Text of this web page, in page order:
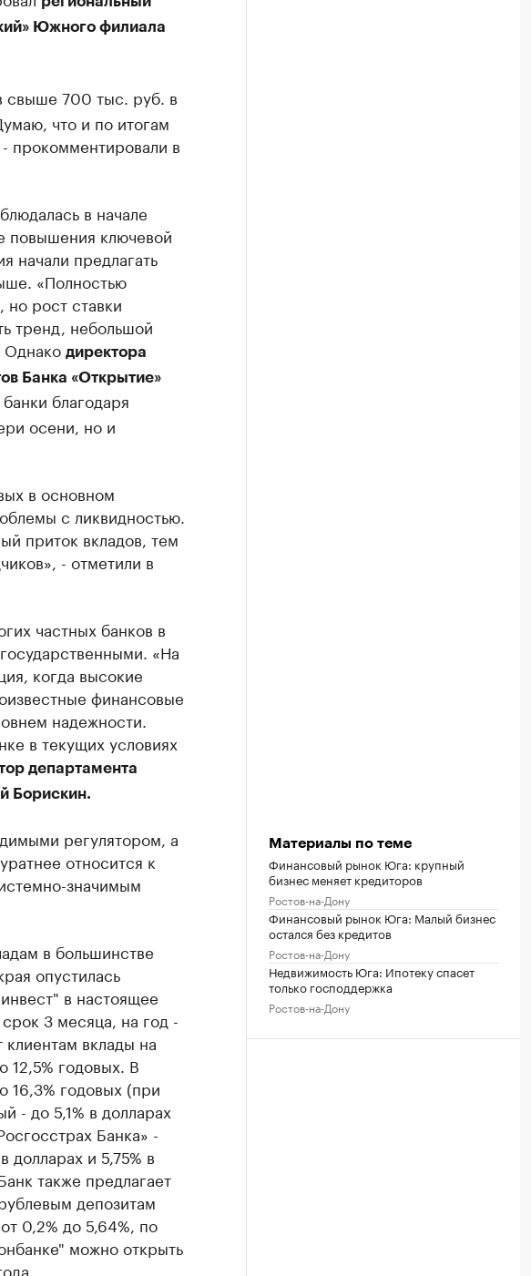
Южного филиала
свыше 700 тыс. руб. в
что и по итогам
- прокомментировали в
в начале
повышения ключевой
начали предлагать
«Полностью
но рост ставки
тренд, небольшой
Однако директора
Банка «Открытие»
благодаря
осени, но и
в основном
с ликвидностью.
приток вкладов, тем
- отметили в
частных банков в
«На
когда высокие
финансовые
надежности.
в текущих условиях
департамента
Борискин.
регулятором, а
относится к
значимым
в большинстве
опустилась
в настоящее
3 месяца, на год -
вклады на
12,5% годовых. В
16,3% годовых (при
- до 5,1% в долларах
Банка» -
долларах и 5,75% в
также предлагает
депозитам
0,2% до 5,64%, по
можно открыть
Материалы по теме
Финансовый рынок Юга: крупный
бизнес меняет кредиторов
Ростов-на-Дону
Финансовый рынок Юга: Малый бизнес
остался без кредитов
Ростов-на-Дону
Недвижимость Юга: Ипотеку спасет
только господдержка
Ростов-на-Дону